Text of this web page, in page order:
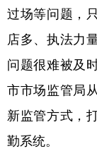
学术中国
彩票
公益
文化产业
过场等问题，
店多、执法力
问题很难被及
市市场监管局
新监管方式，
勤系统。